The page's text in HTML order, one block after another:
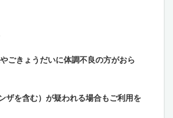
ごきょうだいに体調不良の方がおら
ザを含む）が疑われる場合もご利用を